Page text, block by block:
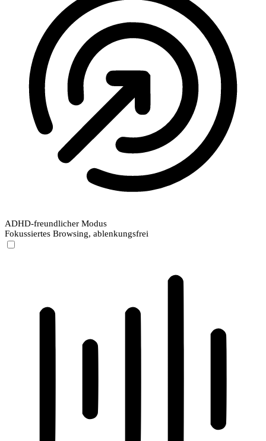
ADHD-freundlicher Modus
Fokussiertes Browsing, ablenkungsfrei